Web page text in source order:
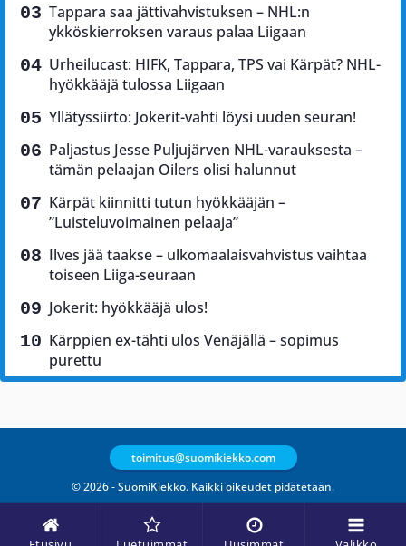
Tappara saa jättivahvistuksen – NHL:n
ykköskierroksen varaus palaa Liigaan
Urheilucast: HIFK, Tappara, TPS vai Kärpät? NHL-
hyökkääjä tulossa Liigaan
Yllätyssiirto: Jokerit-vahti löysi uuden seuran!
Paljastus Jesse Puljujärven NHL-varauksesta –
tämän pelaajan Oilers olisi halunnut
Kärpät kiinnitti tutun hyökkääjän –
”Luisteluvoimainen pelaaja”
Ilves jää taakse – ulkomaalaisvahvistus vaihtaa
toiseen Liiga-seuraan
Jokerit: hyökkääjä ulos!
Kärppien ex-tähti ulos Venäjällä – sopimus
purettu
© 2026 - SuomiKiekko. Kaikki oikeudet pidätetään.
toimitus@suomikiekko.com